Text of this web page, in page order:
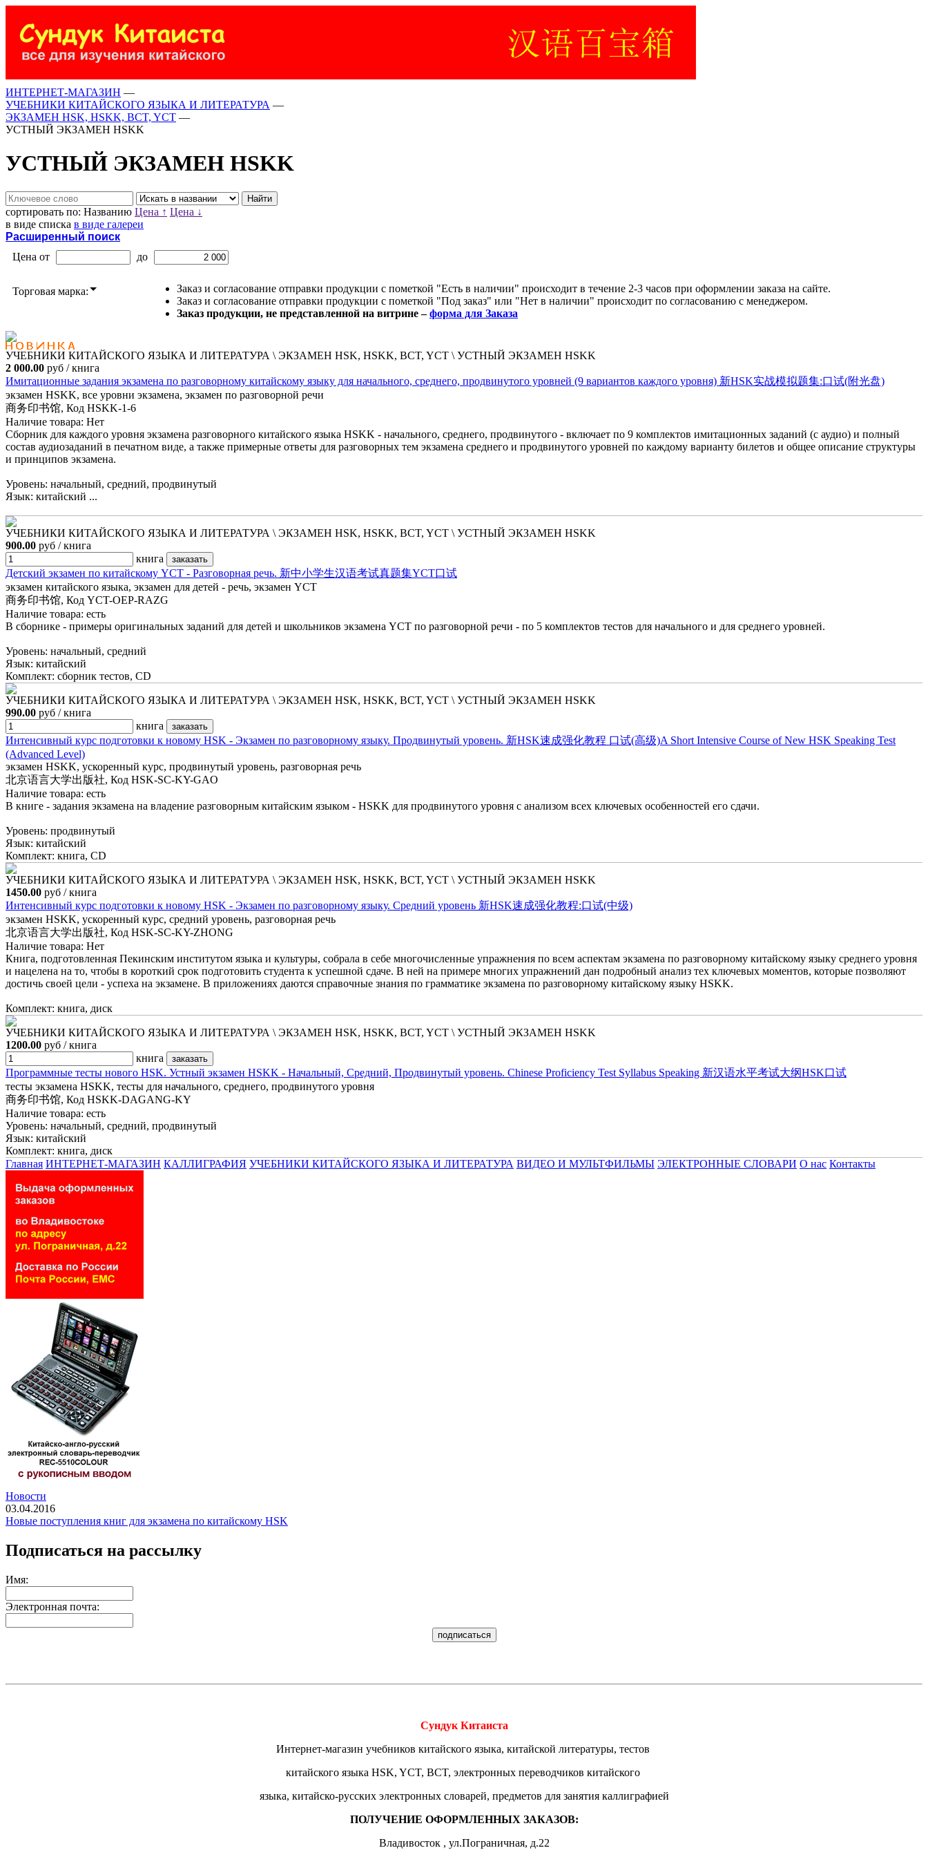
ИНТЕРНЕТ-МАГАЗИН —
УЧЕБНИКИ КИТАЙСКОГО ЯЗЫКА И ЛИТЕРАТУРА —
ЭКЗАМЕН HSK, HSKK, BCT, YCT —
УСТНЫЙ ЭКЗАМЕН HSKK
УСТНЫЙ ЭКЗАМЕН HSKK
сортировать по: Названию Цена ↑ Цена ↓
в виде списка в виде галереи
Расширенный поиск
Цена от
до
Торговая марка:
Заказ и согласование отправки продукции с пометкой "Есть в наличии" происходит в течение 2-3 часов при оформлении заказа на сайте.
Заказ и согласование отправки продукции с пометкой "Под заказ" или "Нет в наличии" происходит по согласованию с менеджером.
Заказ продукции, не представленной на витрине –форма для Заказа
УЧЕБНИКИ КИТАЙСКОГО ЯЗЫКА И ЛИТЕРАТУРА \ ЭКЗАМЕН HSK, HSKK, BCT, YCT \ УСТНЫЙ ЭКЗАМЕН HSKK
2 000.00 руб / книга
Имитационные задания экзамена по разговорному китайскому языку для начального, среднего, продвинутого уровней (9 вариантов каждого уровня) 新HSK实战模拟题集:口试(附光盘)
экзамен HSKK, все уровни экзамена, экзамен по разговорной речи
商务印书馆, Код HSKK-1-6
Наличие товара: Нет
Сборник для каждого уровня экзамена разговорного китайского языка HSKK - начального, среднего, продвинутого - включает по 9 комплектов имитационных заданий (с аудио) и полный
состав аудиозаданий в печатном виде, а также примерные ответы для разговорных тем экзамена среднего и продвинутого уровней по каждому варианту билетов и общее описание структуры
и принципов экзамена.
Уровень: начальный, средний, продвинутый
Язык: китайский ...
УЧЕБНИКИ КИТАЙСКОГО ЯЗЫКА И ЛИТЕРАТУРА \ ЭКЗАМЕН HSK, HSKK, BCT, YCT \ УСТНЫЙ ЭКЗАМЕН HSKK
900.00 руб / книга
книга
Детский экзамен по китайскому YCT - Разговорная речь. 新中小学生汉语考试真题集YCT口试
экзамен китайского языка, экзамен для детей - речь, экзамен YCT
商务印书馆, Код YCT-OEP-RAZG
Наличие товара: есть
В сборнике - примеры оригинальных заданий для детей и школьников экзамена YCT по разговорной речи - по 5 комплектов тестов для начального и для среднего уровней.
Уровень: начальный, средний
Язык: китайский
Комплект: сборник тестов, CD
УЧЕБНИКИ КИТАЙСКОГО ЯЗЫКА И ЛИТЕРАТУРА \ ЭКЗАМЕН HSK, HSKK, BCT, YCT \ УСТНЫЙ ЭКЗАМЕН HSKK
990.00 руб / книга
книга
Интенсивный курс подготовки к новому НSK - Экзамен по разговорному языку. Продвинутый уровень. 新HSK速成强化教程 口试(高级)A Short Intensive Course of New HSK Speaking Test
(Advanced Level)
экзамен HSKK, ускоренный курс, продвинутый уровень, разговорная речь
北京语言大学出版社, Код HSK-SC-KY-GAO
Наличие товара: есть
В книге - задания экзамена на владение разговорным китайским языком - HSKK для продвинутого уровня с анализом всех ключевых особенностей его сдачи.
Уровень: продвинутый
Язык: китайский
Комплект: книга, CD
УЧЕБНИКИ КИТАЙСКОГО ЯЗЫКА И ЛИТЕРАТУРА \ ЭКЗАМЕН HSK, HSKK, BCT, YCT \ УСТНЫЙ ЭКЗАМЕН HSKK
1450.00 руб / книга
Интенсивный курс подготовки к новому НSK - Экзамен по разговорному языку. Средний уровень 新HSK速成强化教程:口试(中级)
экзамен HSKK, ускоренный курс, средний уровень, разговорная речь
北京语言大学出版社, Код HSK-SC-KY-ZHONG
Наличие товара: Нет
Книга, подготовленная Пекинским институтом языка и культуры, собрала в себе многочисленные упражнения по всем аспектам экзамена по разговорному китайскому языку среднего уровня
и нацелена на то, чтобы в короткий срок подготовить студента к успешной сдаче. В ней на примере многих упражнений дан подробный анализ тех ключевых моментов, которые позволяют
достичь своей цели - успеха на экзамене. В приложениях даются справочные знания по грамматике экзамена по разговорному китайскому языку HSKK.
Комплект: книга, диск
УЧЕБНИКИ КИТАЙСКОГО ЯЗЫКА И ЛИТЕРАТУРА \ ЭКЗАМЕН HSK, HSKK, BCT, YCT \ УСТНЫЙ ЭКЗАМЕН HSKK
1200.00 руб / книга
книга
Программные тесты нового HSK. Устный экзамен НSKK - Начальный, Средний, Продвинутый уровень. Chinese Proficiency Test Syllabus Speaking 新汉语水平考试大纲HSK口试
тесты экзамена HSKK, тесты для начального, среднего, продвинутого уровня
商务印书馆, Код HSKK-DAGANG-KY
Наличие товара: есть
Уровень: начальный, средний, продвинутый
Язык: китайский
Комплект: книга, диск
Главная ИНТЕРНЕТ-МАГАЗИН КАЛЛИГРАФИЯ УЧЕБНИКИ КИТАЙСКОГО ЯЗЫКА И ЛИТЕРАТУРА ВИДЕО И МУЛЬТФИЛЬМЫ ЭЛЕКТРОННЫЕ СЛОВАРИ О нас Контакты
Новости
03.04.2016
Новые поступления книг для экзамена по китайскому HSK
Подписаться на рассылку
Имя:
Электронная почта:
Сундук Китаиста
Интернет-магазин учебников китайского языка, китайской литературы, тестов
китайского языка HSK, YCT, BCT, электронных переводчиков китайского
языка, китайско-русских электронных словарей, предметов для занятия каллиграфией
ПОЛУЧЕНИЕ ОФОРМЛЕННЫХ ЗАКАЗОВ:
Владивосток , ул.Пограничная, д.22